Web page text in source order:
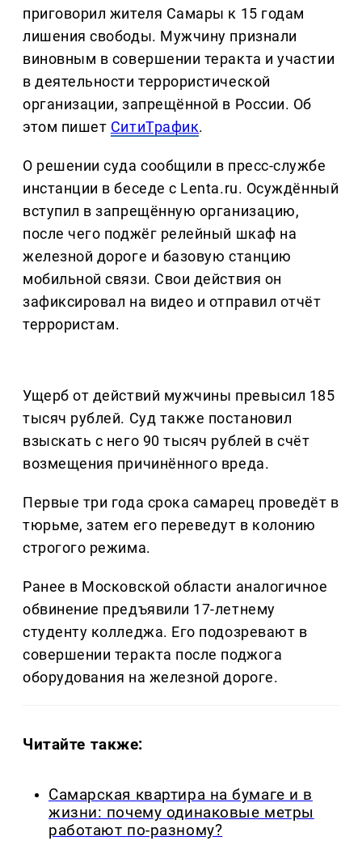
приговорил жителя Самары к 15 годам
лишения свободы. Мужчину признали
виновным в совершении теракта и участии
в деятельности террористической
организации, запрещённой в России. Об
этом пишет СитиТрафик.
О решении суда сообщили в пресс-службе
инстанции в беседе с Lenta.ru. Осуждённый
вступил в запрещённую организацию,
после чего поджёг релейный шкаф на
железной дороге и базовую станцию
мобильной связи. Свои действия он
зафиксировал на видео и отправил отчёт
террористам.
Ущерб от действий мужчины превысил 185
тысяч рублей. Суд также постановил
взыскать с него 90 тысяч рублей в счёт
возмещения причинённого вреда.
Первые три года срока самарец проведёт в
тюрьме, затем его переведут в колонию
строгого режима.
Ранее в Московской области аналогичное
обвинение предъявили 17-летнему
студенту колледжа. Его подозревают в
совершении теракта после поджога
оборудования на железной дороге.
Читайте также:
Самарская квартира на бумаге и в
жизни: почему одинаковые метры
работают по-разному?